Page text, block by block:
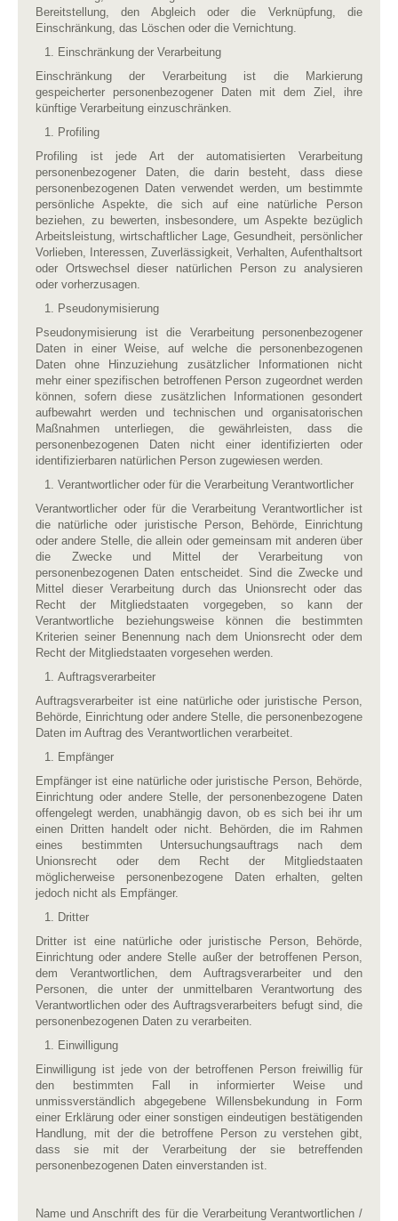
Bereitstellung, den Abgleich oder die Verknüpfung, die
Einschränkung, das Löschen oder die Vernichtung.
Einschränkung der Verarbeitung
Einschränkung der Verarbeitung ist die Markierung
gespeicherter personenbezogener Daten mit dem Ziel, ihre
künftige Verarbeitung einzuschränken.
Profiling
Profiling ist jede Art der automatisierten Verarbeitung
personenbezogener Daten, die darin besteht, dass diese
personenbezogenen Daten verwendet werden, um bestimmte
persönliche Aspekte, die sich auf eine natürliche Person
beziehen, zu bewerten, insbesondere, um Aspekte bezüglich
Arbeitsleistung, wirtschaftlicher Lage, Gesundheit, persönlicher
Vorlieben, Interessen, Zuverlässigkeit, Verhalten, Aufenthaltsort
oder Ortswechsel dieser natürlichen Person zu analysieren
oder vorherzusagen.
Pseudonymisierung
Pseudonymisierung ist die Verarbeitung personenbezogener
Daten in einer Weise, auf welche die personenbezogenen
Daten ohne Hinzuziehung zusätzlicher Informationen nicht
mehr einer spezifischen betroffenen Person zugeordnet werden
können, sofern diese zusätzlichen Informationen gesondert
aufbewahrt werden und technischen und organisatorischen
Maßnahmen unterliegen, die gewährleisten, dass die
personenbezogenen Daten nicht einer identifizierten oder
identifizierbaren natürlichen Person zugewiesen werden.
Verantwortlicher oder für die Verarbeitung Verantwortlicher
Verantwortlicher oder für die Verarbeitung Verantwortlicher ist
die natürliche oder juristische Person, Behörde, Einrichtung
oder andere Stelle, die allein oder gemeinsam mit anderen über
die Zwecke und Mittel der Verarbeitung von
personenbezogenen Daten entscheidet. Sind die Zwecke und
Mittel dieser Verarbeitung durch das Unionsrecht oder das
Recht der Mitgliedstaaten vorgegeben, so kann der
Verantwortliche beziehungsweise können die bestimmten
Kriterien seiner Benennung nach dem Unionsrecht oder dem
Recht der Mitgliedstaaten vorgesehen werden.
Auftragsverarbeiter
Auftragsverarbeiter ist eine natürliche oder juristische Person,
Behörde, Einrichtung oder andere Stelle, die personenbezogene
Daten im Auftrag des Verantwortlichen verarbeitet.
Empfänger
Empfänger ist eine natürliche oder juristische Person, Behörde,
Einrichtung oder andere Stelle, der personenbezogene Daten
offengelegt werden, unabhängig davon, ob es sich bei ihr um
einen Dritten handelt oder nicht. Behörden, die im Rahmen
eines bestimmten Untersuchungsauftrags nach dem
Unionsrecht oder dem Recht der Mitgliedstaaten
möglicherweise personenbezogene Daten erhalten, gelten
jedoch nicht als Empfänger.
Dritter
Dritter ist eine natürliche oder juristische Person, Behörde,
Einrichtung oder andere Stelle außer der betroffenen Person,
dem Verantwortlichen, dem Auftragsverarbeiter und den
Personen, die unter der unmittelbaren Verantwortung des
Verantwortlichen oder des Auftragsverarbeiters befugt sind, die
personenbezogenen Daten zu verarbeiten.
Einwilligung
Einwilligung ist jede von der betroffenen Person freiwillig für
den bestimmten Fall in informierter Weise und
unmissverständlich abgegebene Willensbekundung in Form
einer Erklärung oder einer sonstigen eindeutigen bestätigenden
Handlung, mit der die betroffene Person zu verstehen gibt,
dass sie mit der Verarbeitung der sie betreffenden
personenbezogenen Daten einverstanden ist.
Name und Anschrift des für die Verarbeitung Verantwortlichen /